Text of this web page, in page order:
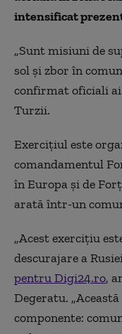
intensificat
„Sunt misiuni de
sol și zbor în
confirmat oficiali ai
Turzii.
Exercițiul este
comandamentul
în Europa și de
arată într-un
„Acest exercițiu
descurajare a
pentru Digi24.ro,
Degeratu.
componente: